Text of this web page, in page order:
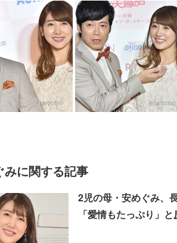
みに関する記事
2児の母・安めぐみ、
「愛情もたっぷり」と